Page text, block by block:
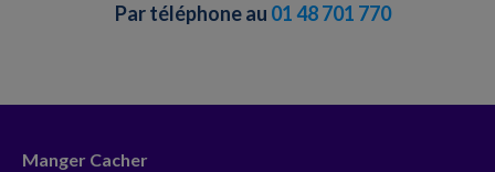
Par téléphone au 01 48 701 770
Manger Cacher